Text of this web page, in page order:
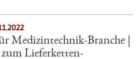
Medizintechnik-Branche |
Lieferketten-